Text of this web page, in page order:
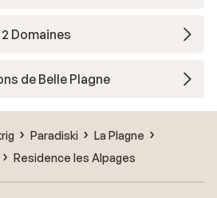
Domaines
de Belle Plagne
Paradiski
La Plagne
Residence les Alpages